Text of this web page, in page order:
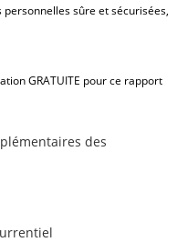
sûre et sécurisées,
GRATUITE pour ce rapport
des